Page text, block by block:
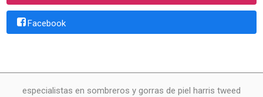
Facebook
especialistas en sombreros y gorras de piel harris tweed